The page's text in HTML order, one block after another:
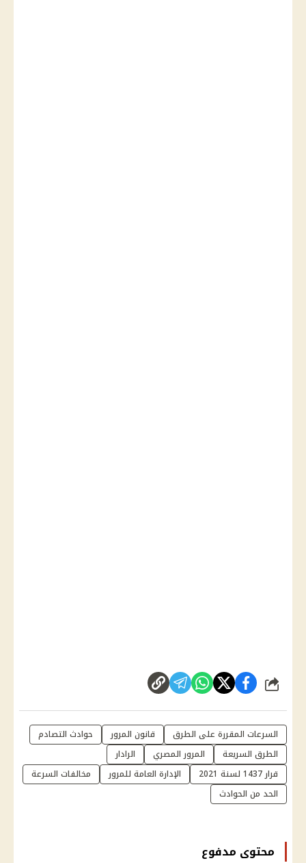
شارك
السرعات المقررة على الطرق قانون المرور
حوادث التصادم
الطرق السريعة
المرور المصري
الرادار
قرار 1437 لسنة 2021
الإدارة العامة للمرور
مخالفات السرعة
الحد من الحوادث
محتوى مدفوع